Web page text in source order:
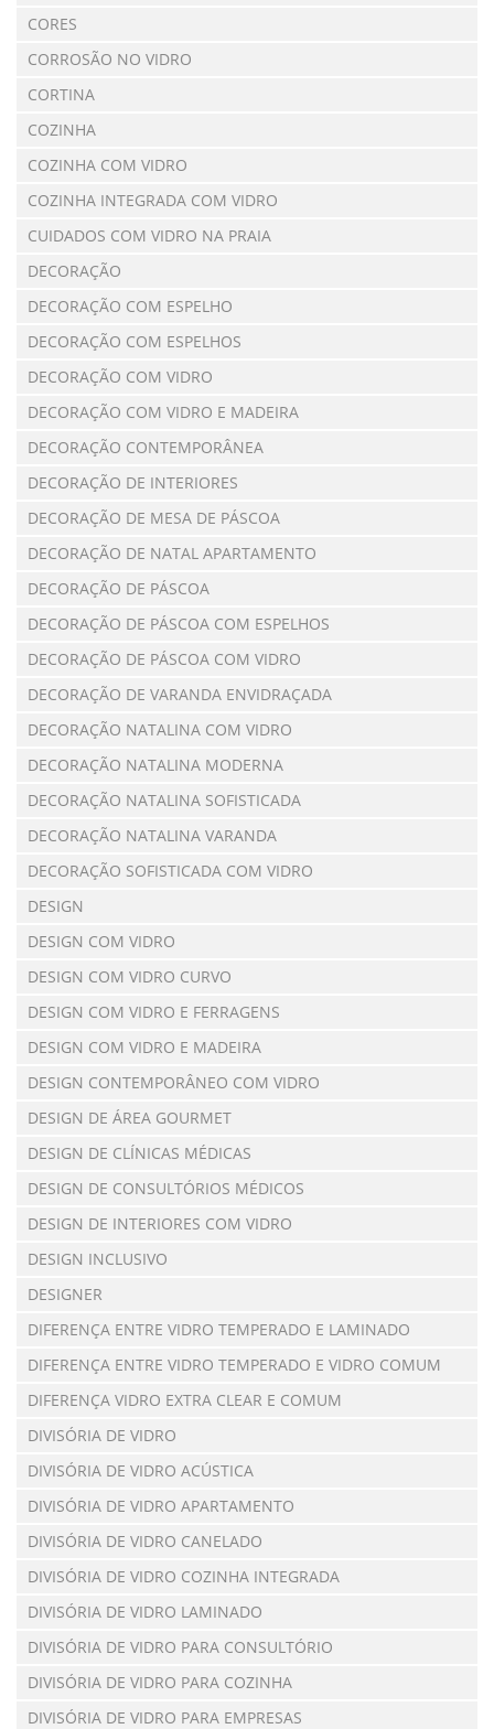
CORES
CORROSÃO NO VIDRO
CORTINA
COZINHA
COZINHA COM VIDRO
COZINHA INTEGRADA COM VIDRO
CUIDADOS COM VIDRO NA PRAIA
DECORAÇÃO
DECORAÇÃO COM ESPELHO
DECORAÇÃO COM ESPELHOS
DECORAÇÃO COM VIDRO
DECORAÇÃO COM VIDRO E MADEIRA
DECORAÇÃO CONTEMPORÂNEA
DECORAÇÃO DE INTERIORES
DECORAÇÃO DE MESA DE PÁSCOA
DECORAÇÃO DE NATAL APARTAMENTO
DECORAÇÃO DE PÁSCOA
DECORAÇÃO DE PÁSCOA COM ESPELHOS
DECORAÇÃO DE PÁSCOA COM VIDRO
DECORAÇÃO DE VARANDA ENVIDRAÇADA
DECORAÇÃO NATALINA COM VIDRO
DECORAÇÃO NATALINA MODERNA
DECORAÇÃO NATALINA SOFISTICADA
DECORAÇÃO NATALINA VARANDA
DECORAÇÃO SOFISTICADA COM VIDRO
DESIGN
DESIGN COM VIDRO
DESIGN COM VIDRO CURVO
DESIGN COM VIDRO E FERRAGENS
DESIGN COM VIDRO E MADEIRA
DESIGN CONTEMPORÂNEO COM VIDRO
DESIGN DE ÁREA GOURMET
DESIGN DE CLÍNICAS MÉDICAS
DESIGN DE CONSULTÓRIOS MÉDICOS
DESIGN DE INTERIORES COM VIDRO
DESIGN INCLUSIVO
DESIGNER
DIFERENÇA ENTRE VIDRO TEMPERADO E LAMINADO
DIFERENÇA ENTRE VIDRO TEMPERADO E VIDRO COMUM
DIFERENÇA VIDRO EXTRA CLEAR E COMUM
DIVISÓRIA DE VIDRO
DIVISÓRIA DE VIDRO ACÚSTICA
DIVISÓRIA DE VIDRO APARTAMENTO
DIVISÓRIA DE VIDRO CANELADO
DIVISÓRIA DE VIDRO COZINHA INTEGRADA
DIVISÓRIA DE VIDRO LAMINADO
DIVISÓRIA DE VIDRO PARA CONSULTÓRIO
DIVISÓRIA DE VIDRO PARA COZINHA
DIVISÓRIA DE VIDRO PARA EMPRESAS